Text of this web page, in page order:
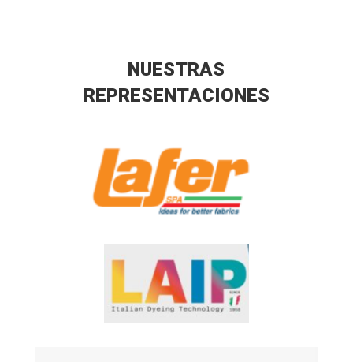
NUESTRAS
REPRESENTACIONES